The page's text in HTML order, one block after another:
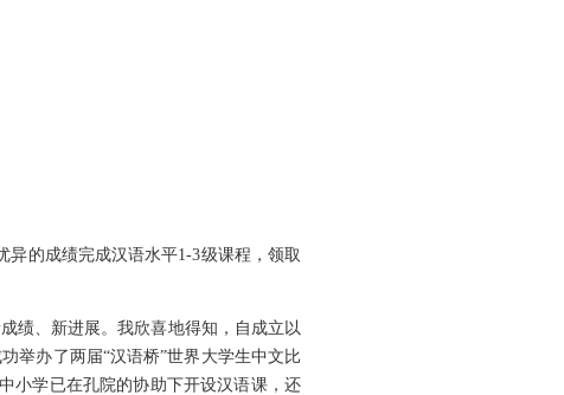
的成绩完成汉语水平1-3级课程，领取
绩、新进展。我欣喜地得知，自成立以
举办了两届“汉语桥”世界大学生中文比
小学已在孔院的协助下开设汉语课，还